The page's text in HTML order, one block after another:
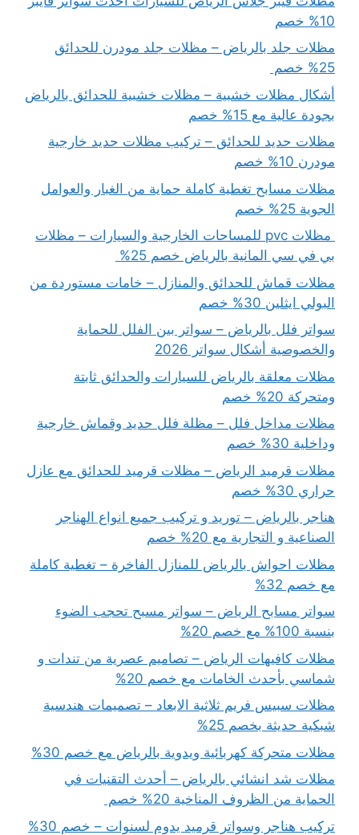
10% خصم
مظلات جلد بالرياض – مظلات جلد مودرن للحدائق
25% خصم
أشكال مظلات خشبية – مظلات خشبية للحدائق بالرياض
بجودة عالية مع 15% خصم
مظلات حديد للحدائق – تركيب مظلات حديد خارجية
مودرن 10% خصم
مظلات مسابح تغطية كاملة حماية من الغبار والعوامل
الجوية 25% خصم
مظلات pvc للمساحات الخارجية والسيارات – مظلات
بي في سي المانية بالرياض خصم 25%
مظلات قماش للحدائق والمنازل – خامات مستوردة من
البولي ايثلين 30% خصم
سواتر فلل بالرياض – سواتر بين الفلل للحماية
والخصوصية أشكال سواتر 2026
مظلات معلقة بالرياض للسيارات والحدائق ثابتة
ومتحركة 20% خصم
مظلات مداخل فلل – مظلة فلل حديد وقماش خارجية
وداخلية 30% خصم
مظلات قرميد الرياض – مظلات قرميد للحدائق مع عازل
حراري 30% خصم
هناجر بالرياض – توريد و تركيب جميع انواع الهناجر
الصناعية و التجارية مع 20% خصم
مظلات احواش بالرياض للمنازل الفاخرة – تغطية كاملة
مع خصم 32%
سواتر مسابح الرياض – سواتر مسبح تحجب الضوء
بنسبة 100% مع خصم 20%
مظلات كافيهات الرياض – تصاميم عصرية من تندات و
شماسي بأحدث الخامات مع خصم 20%
مظلات سبيس فريم ثلاثية الابعاد – تصميمات هندسية
شبكية حديثة بخصم 25%
مظلات متحركة كهربائية ويدوية بالرياض مع خصم 30%
مظلات شد انشائي بالرياض – أحدث التقنيات في
الحماية من الظروف المناخية 20% خصم
تركيب هناجر وسواتر قرميد يدوم لسنوات – خصم 30%